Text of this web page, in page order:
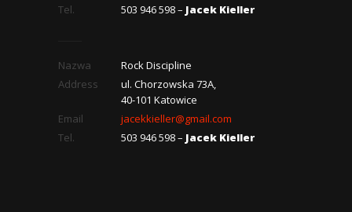
Tel.
503 946 598 – Jacek Kieller
Nazwa
Rock Discipline
Address
ul. Chorzowska 73A,
40-101 Katowice
Email
jacekkieller@gmail.com
Tel.
503 946 598 – Jacek Kieller